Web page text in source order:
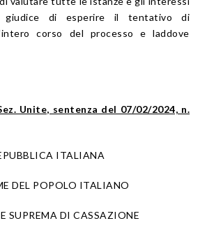
di esperire il tentativo di
corso del processo e laddove
Unite, sentenza del 07/02/2024, n.
ITALIANA
DEL POPOLO ITALIANO
SUPREMA DI CASSAZIONE